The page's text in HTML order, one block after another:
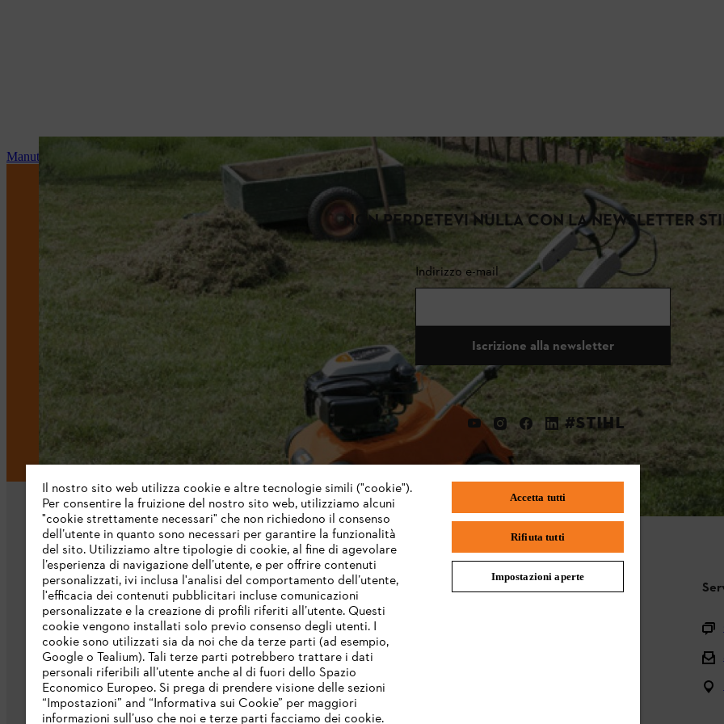
Manutenzione e riparazioni
NON PERDETEVI NULLA CON LA NEWSLETTER
Indirizzo e-mail
Iscrizione alla newsletter
#STIHL
L’azienda
Chi siamo
Scarica il catalogo
STIHL Integrity Line
STIHL FAQ
Il nostro sito web utilizza cookie e altre tecnologie simili ("cookie").
Per consentire la fruizione del nostro sito web, utilizziamo alcuni
"cookie strettamente necessari" che non richiedono il consenso
dell’utente in quanto sono necessari per garantire la funzionalità
del sito. Utilizziamo altre tipologie di cookie, al fine di agevolare
l’esperienza di navigazione dell’utente, e per offrire contenuti
personalizzati, ivi inclusa l'analisi del comportamento dell’utente,
l'efficacia dei contenuti pubblicitari incluse comunicazioni
personalizzate e la creazione di profili riferiti all’utente. Questi
cookie vengono installati solo previo consenso degli utenti. I
cookie sono utilizzati sia da noi che da terze parti (ad esempio,
Google o Tealium). Tali terze parti potrebbero trattare i dati
personali riferibili all’utente anche al di fuori dello Spazio
Economico Europeo. Si prega di prendere visione delle sezioni
“Impostazioni” and “Informativa sui Cookie” per maggiori
informazioni sull’uso che noi e terze parti facciamo dei cookie.
Accetta tutti
Rifiuta tutti
Impostazioni aperte